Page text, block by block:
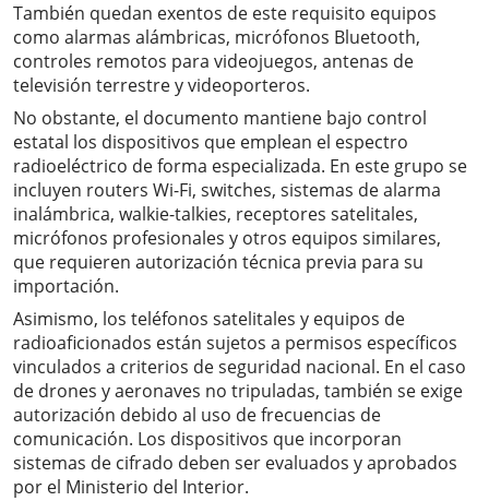
También quedan exentos de este requisito equipos
como alarmas alámbricas, micrófonos Bluetooth,
controles remotos para videojuegos, antenas de
televisión terrestre y videoporteros.
No obstante, el documento mantiene bajo control
estatal los dispositivos que emplean el espectro
radioeléctrico de forma especializada. En este grupo se
incluyen routers Wi-Fi, switches, sistemas de alarma
inalámbrica, walkie-talkies, receptores satelitales,
micrófonos profesionales y otros equipos similares,
que requieren autorización técnica previa para su
importación.
Asimismo, los teléfonos satelitales y equipos de
radioaficionados están sujetos a permisos específicos
vinculados a criterios de seguridad nacional. En el caso
de drones y aeronaves no tripuladas, también se exige
autorización debido al uso de frecuencias de
comunicación. Los dispositivos que incorporan
sistemas de cifrado deben ser evaluados y aprobados
por el Ministerio del Interior.